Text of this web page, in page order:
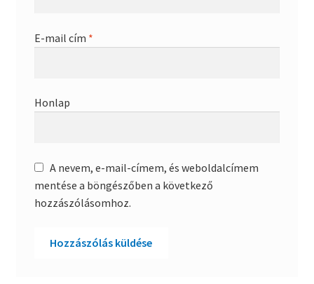
E-mail cím *
Honlap
A nevem, e-mail-címem, és weboldalcímem
mentése a böngészőben a következő
hozzászólásomhoz.